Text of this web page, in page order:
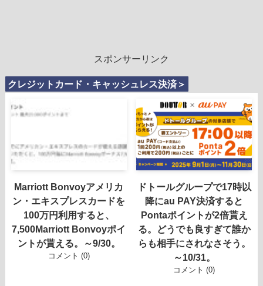
スポンサーリンク
クレジットカード・キャッシュレス決済＞
Marriott Bonvoyアメリカ
ン・エキスプレスカードを
100万円利用すると、
7,500Marriott Bonvoyポイ
ントが貰える。～9/30。
コメント (0)
ドトールグループで17時以
降にau PAY決済すると
Pontaポイントが2倍貰え
る。どうでも良すぎて誰か
らも相手にされなさそう。
～10/31。
コメント (0)